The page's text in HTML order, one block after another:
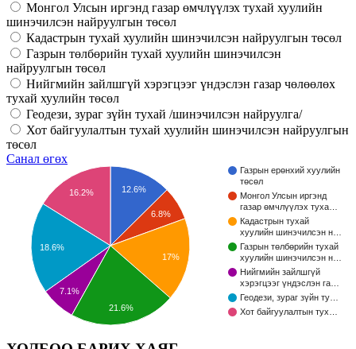
Монгол Улсын иргэнд газар өмчлүүлэх тухай хуулийн
шинэчилсэн найруулгын төсөл
Кадастрын тухай хуулийн шинэчилсэн найруулгын төсөл
Газрын төлбөрийн тухай хуулийн шинэчилсэн
найруулгын төсөл
Нийгмийн зайлшгүй хэрэгцээг үндэслэн газар чөлөөлөх
тухай хуулийн төсөл
Геодези, зураг зүйн тухай /шинэчилсэн найруулга/
Хот байгуулалтын тухай хуулийн шинэчилсэн найруулгын
төсөл
Санал өгөх
Газрын ерөнхий хуулийн
төсөл
Монгол Улсын иргэнд
газар өмчлүүлэх туха…
Кадастрын тухай
хуулийн шинэчилсэн н…
Газрын төлбөрийн тухай
хуулийн шинэчилсэн н…
Нийгмийн зайлшгүй
хэрэгцээг үндэслэн га…
Геодези, зураг зүйн ту…
Хот байгуулалтын тух…
12.6%
6.8%
17%
16.2%
18.6%
7.1%
21.6%